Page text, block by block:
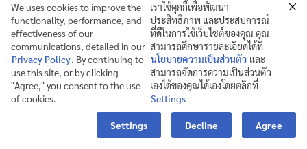
We uses cookies to improve the
functionality, performance, and
effectiveness of our
communications, detailed in our
Privacy Policy. By continuing to
use this site, or by clicking
"Agree," you consent to the use
of cookies.
เราใช้คุกกี้เพื่อพัฒนา
ประสิทธิภาพ และประสบการณ์
ที่ดีในการใช้เว็บไซต์ของคุณ คุณ
สามารถศึกษารายละเอียดได้ที่
นโยบายความเป็นส่วนตัว และ
สามารถจัดการความเป็นส่วนตัว
เองได้ของคุณได้เองโดยคลิกที่
Settings
Settings Decline Agree
Contact us